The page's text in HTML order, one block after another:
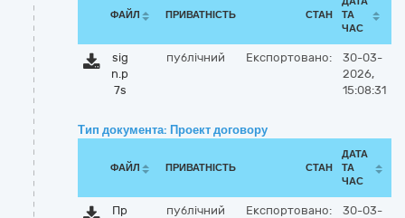
ФАЙЛ ПРИВАТНІСТЬ СТАН
ТА
ЧАС
sig
n.p
7s
публічний Експортовано:
30-03-
2026,
15:08:31
Тип документа: Проект договору
ФАЙЛ ПРИВАТНІСТЬ СТАН
ДАТА
ТА
ЧАС
Пр
публічний Експортовано:
30-03-